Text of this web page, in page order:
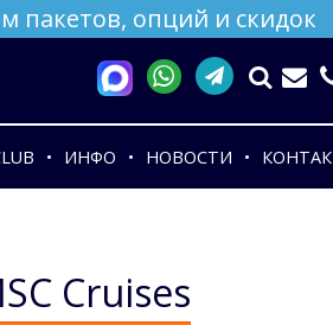
пакетов, опций и скидок
ИНФО НОВОСТИ
Cruises